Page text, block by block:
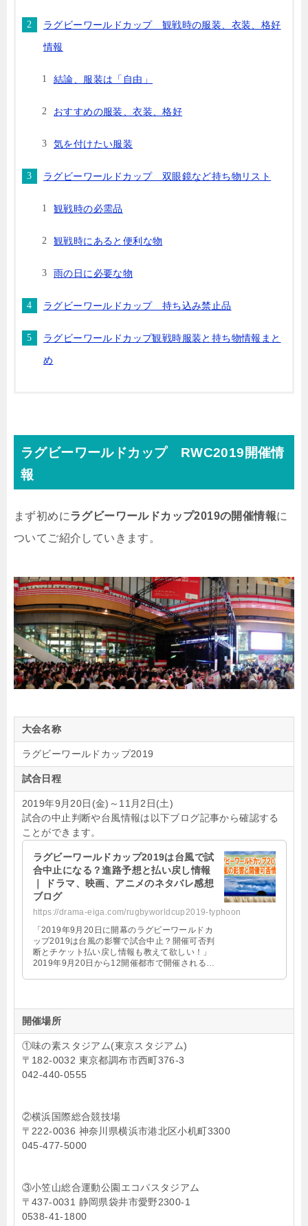
ラグビーワールドカップ 観戦時の服装、衣装、格好
情報
結論、服装は「自由」
おすすめの服装、衣装、格好
気を付けたい服装
ラグビーワールドカップ 双眼鏡など持ち物リスト
観戦時の必需品
観戦時にあると便利な物
雨の日に必要な物
ラグビーワールドカップ 持ち込み禁止品
ラグビーワールドカップ観戦時服装と持ち物情報まと
め
ラグビーワールドカップ RWC2019開催情
報
まず初めにラグビーワールドカップ2019の開催情報に
ついてご紹介していきます。
大会名称
ラグビーワールドカップ2019
試合日程
2019年9月20日(金)～11月2日(土)
試合の中止判断や台風情報は以下ブログ記事から確認する
ことができます。
ラグビーワールドカップ2019は台風で試
合中止になる？進路予想と払い戻し情報
｜ ドラマ、映画、アニメのネタバレ感想
ブログ
https://drama-eiga.com/rugbyworldcup2019-typhoon
「2019年9月20日に開幕のラグビーワールドカ
ップ2019は台風の影響で試合中止？開催可否判
断とチケット払い戻し情報も教えて欲しい！」
2019年9月20日から12開催都市で開催されるラ
開催場所
①味の素スタジアム(東京スタジアム)
〒182-0032 東京都調布市西町376-3
042-440-0555
②横浜国際総合競技場
〒222-0036 神奈川県横浜市港北区小机町3300
045-477-5000
③小笠山総合運動公園エコパスタジアム
〒437-0031 静岡県袋井市愛野2300-1
0538-41-1800